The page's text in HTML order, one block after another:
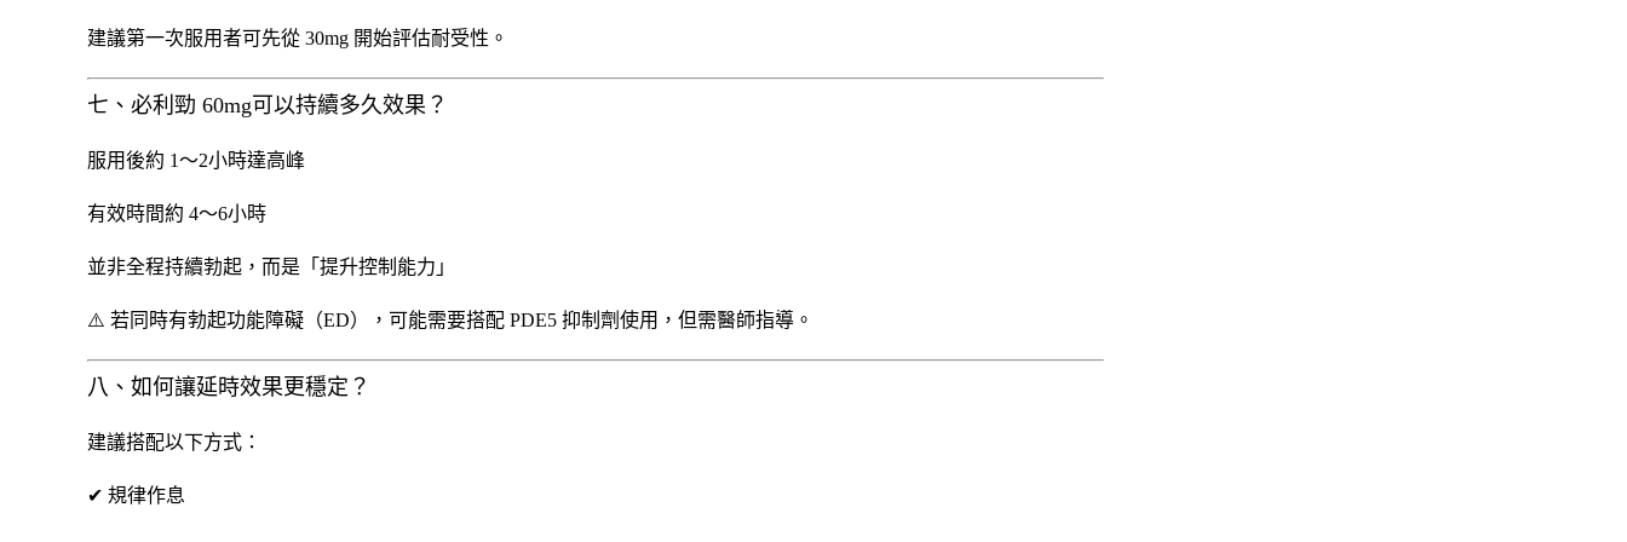
建議第一次服用者可先從 30mg 開始評估耐受性。
七、必利勁 60mg可以持續多久效果？
服用後約 1～2小時達高峰
有效時間約 4～6小時
並非全程持續勃起，而是「提升控制能力」
⚠️ 若同時有勃起功能障礙（ED），可能需要搭配 PDE5 抑制劑使用，但需醫師指導。
八、如何讓延時效果更穩定？
建議搭配以下方式：
✔ 規律作息